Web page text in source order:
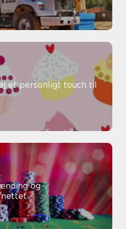
et personligt touch til
og
nettet